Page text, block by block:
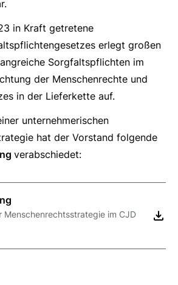
in Kraft getretene
erlegt großen
Sorgfaltspflichten im
der Menschenrechte und
in der Lieferkette auf.
unternehmerischen
hat der Vorstand folgende
verabschiedet:
Menschenrechtsstrategie im CJD